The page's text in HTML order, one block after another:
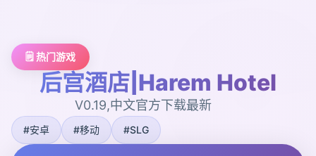
🗒️ 热门游戏
后宫酒店|Harem Hotel
V0.19,中文官方下载最新
#安卓 #移动 #SLG